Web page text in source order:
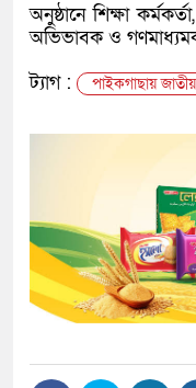
অনুষ্ঠানে শিক্ষা
অভিভাবক ও
ট্যাগ :
পাইকগাছায়